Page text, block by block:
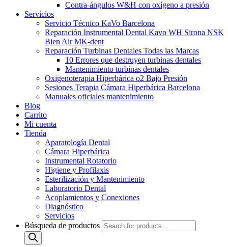
Contra-ángulos W&H con oxígeno a presión
Servicios
Servicio Técnico KaVo Barcelona
Reparación Instrumental Dental Kavo WH Sirona NSK
Bien Air MK-dent
Reparación Turbinas Dentales Todas las Marcas
10 Errores que destruyen turbinas dentales
Mantenimiento turbinas dentales
Oxigenoterapia Hiperbárica o2 Bajo Presión
Sesiones Terapia Cámara Hiperbárica Barcelona
Manuales oficiales mantenimiento
Blog
Carrito
Mi cuenta
Tienda
Aparatología Dental
Cámara Hiperbárica
Instrumental Rotatorio
Higiene y Profilaxis
Esterilización y Mantenimiento
Laboratorio Dental
Acoplamientos y Conexiones
Diagnóstico
Servicios
Búsqueda de productos